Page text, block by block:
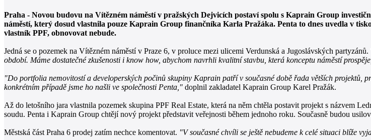
Praha - Novou budovu na Vítězném náměstí v pražských Dejvicích postaví spolu s Kaprain Group
náměstí, který dosud vlastnila pouze Kaprain Group finančníka Karla Pražáka. Penta to dnes uvedla v
vlastník PPF, obnovovat nebude.
Jedná se o pozemek na Vítězném náměstí v Praze 6, v proluce mezi ulicemi Verdunská a Jugoslávských partyzánů.
období. Máme dostatečné zkušenosti i know how, abychom navrhli kvalitní stavbu, která konceptu náměstí
"Do portfolia nemovitostí a developerských počinů skupiny Kaprain patří v současné době řada větších projektů,
konkrétním případě jsme ho našli ve společnosti Penta," doplnil zakladatel Kaprain Group Karel Pražák.
Až do letošního jara vlastnila pozemek skupina PPF Real Estate, která na něm chtěla postavit projekt s názvem
soudu. Penta i Kaprain Group chtějí nový projekt představit veřejnosti během jednoho roku. Současně budou
Městská část Praha 6 prodej zatím nechce komentovat. "V současné chvíli se ještě nebudeme k celé situaci blíže